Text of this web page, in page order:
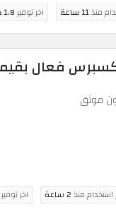
منذ11 ساعة اخر توفير1.8 دينار بحريني
بقيمة (17.5 دينار
موثق
استخدام منذ2 ساعة اخر توفير